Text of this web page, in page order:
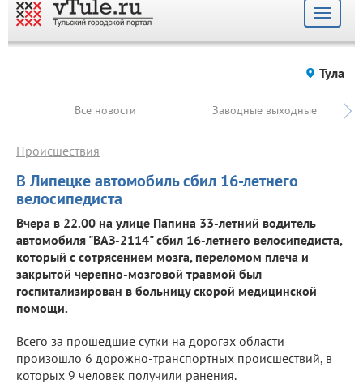
Toggle
Тула
Все новости Заводные выходные
В Липецке автомобиль сбил 16-летнего
велосипедиста
Происшествия
Вчера в 22.00 на улице Папина 33-летний водитель
автомобиля "ВАЗ-2114" сбил 16-летнего велосипедиста,
который с сотрясением мозга, переломом плеча и
закрытой черепно-мозговой травмой был
госпитализирован в больницу скорой медицинской
помощи.
Всего за прошедшие сутки на дорогах области
произошло 6 дорожно-транспортных происшествий, в
которых 9 человек получили ранения.